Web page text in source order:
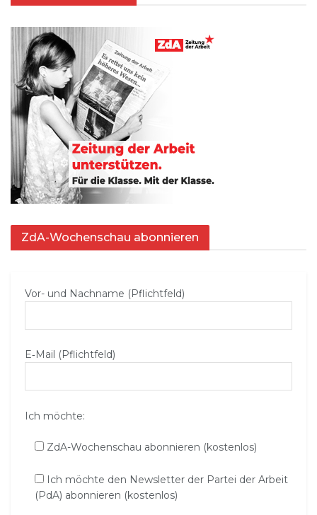
ZdA-Wochenschau abonnieren
Vor- und Nachname (Pflichtfeld)
E‑Mail (Pflichtfeld)
Ich möchte:
ZdA-Wochenschau abonnieren (kostenlos)
Ich möchte den Newsletter der Partei der Arbeit
(PdA) abonnieren (kostenlos)